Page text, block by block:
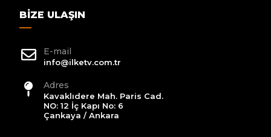
BIZE ULAŞIN
E-mail
info@ilketv.com.tr
Adres
Kavaklıdere Mah. Paris Cad.
NO: 12 İç Kapı No: 6
Çankaya / Ankara